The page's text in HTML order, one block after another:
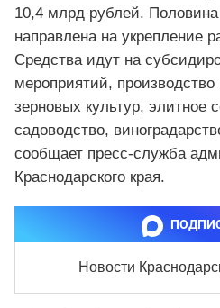
10,4 млрд рублей.
направлена на укрепление
Средства идут на
мероприятий,
зерновых культур, элитное
садоводство,
сообщает пресс-служба
Краснодарского края.
Новости